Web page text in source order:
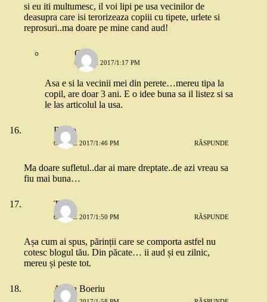
si eu iti multumesc, il voi lipi pe usa vecinilor de
deasupra care isi terorizeaza copiii cu tipete, urlete si
reprosuri..ma doare pe mine cand aud!
Oana
6 IUNIE 2017/1:17 PM
Asa e si la vecinii mei din perete…mereu tipa la
copil, are doar 3 ani. E o idee buna sa il listez si sa
le las articolul la usa.
Ramo
6 IUNIE 2017/1:46 PM RĂSPUNDE
Ma doare sufletul..dar ai mare dreptate..de azi vreau sa
fiu mai buna…
Teo
6 IUNIE 2017/1:50 PM RĂSPUNDE
Așa cum ai spus, părinții care se comporta astfel nu
cotesc blogul tău. Din păcate… ii aud și eu zilnic,
mereu și peste tot.
Adina Boeriu